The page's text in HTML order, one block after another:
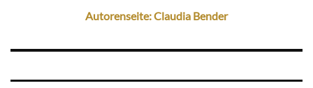
Autorenseite: Claudia Bender